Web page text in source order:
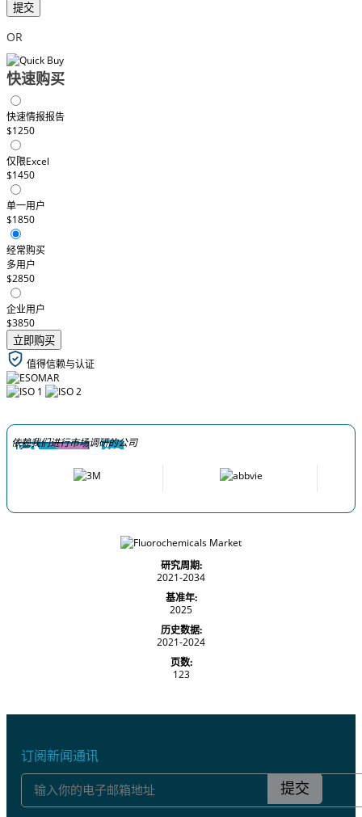
提交
OR
快速购买
快速情报报告
$1250
仅限Excel
$1450
单一用户
$1850
经常购买
多用户
$2850
企业用户
$3850
立即购买
值得信赖与认证
依赖我们进行市场调研的公司
研究周期:
2021-2034
基准年:
2025
历史数据:
2021-2024
页数:
123
订阅新闻通讯
提交